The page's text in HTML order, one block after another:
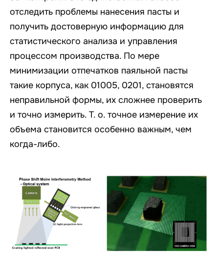
отследить проблемы нанесения пасты и
получить достоверную информацию для
статистического анализа и управления
процессом производства. По мере
минимизации отпечатков паяльной пасты
такие корпуса, как 01005, 0201, становятся
неправильной формы, их сложнее проверить
и точно измерить. Т. о. точное измерение их
объема становится особенно важным, чем
когда-либо.